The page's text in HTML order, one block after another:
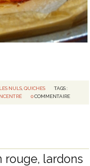
NULS, QUICHES
TAGS :
0 COMMENTAIRE
rouge, lardons